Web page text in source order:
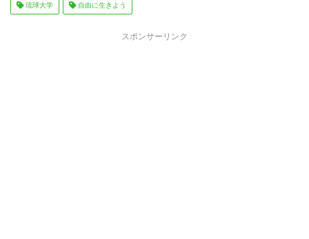
琉球大学 自由に生きよう
スポンサーリンク